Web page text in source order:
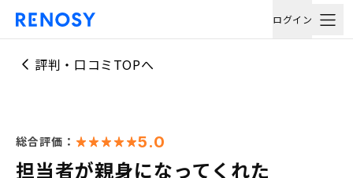
ログイン
評判・口コミTOPへ
総合評価： 5.0
担当者が親身になってくれた